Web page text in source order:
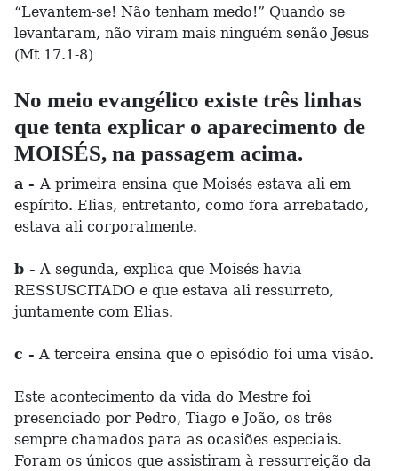
“Levantem-se! Não tenham medo!” Quando se
levantaram, não viram mais ninguém senão Jesus
(Mt 17.1-8)
No meio evangélico existe três linhas
que tenta explicar o aparecimento de
MOISÉS, na passagem acima.
a - A primeira ensina que Moisés estava ali em
espírito. Elias, entretanto, como fora arrebatado,
estava ali corporalmente.
b - A segunda, explica que Moisés havia
RESSUSCITADO e que estava ali ressurreto,
juntamente com Elias.
c - A terceira ensina que o episódio foi uma visão.
Este acontecimento da vida do Mestre foi
presenciado por Pedro, Tiago e João, os três
sempre chamados para as ocasiões especiais.
Foram os únicos que assistiram à ressurreição da